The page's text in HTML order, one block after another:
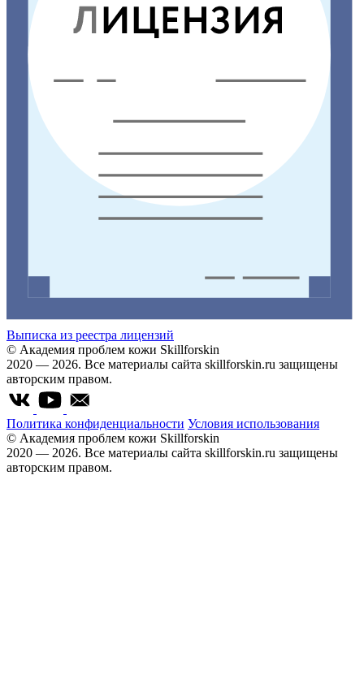
Выписка из реестра лицензий
© Академия проблем кожи Skillforskin
2020 — 2026. Все материалы сайта skillforskin.ru защищены
авторским правом.
Политика конфиденциальности Условия использования
© Академия проблем кожи Skillforskin
2020 — 2026. Все материалы сайта skillforskin.ru защищены
авторским правом.